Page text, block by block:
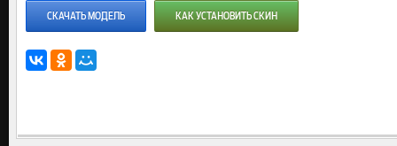
СКАЧАТЬ МОДЕЛЬ КАК УСТАНОВИТЬ СКИН